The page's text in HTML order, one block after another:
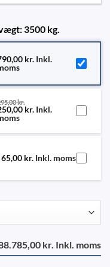
3500 kg.
kr.Inkl.
kr.
kr.Inkl.
65,00 kr. Inkl. moms
kr. Inkl. moms